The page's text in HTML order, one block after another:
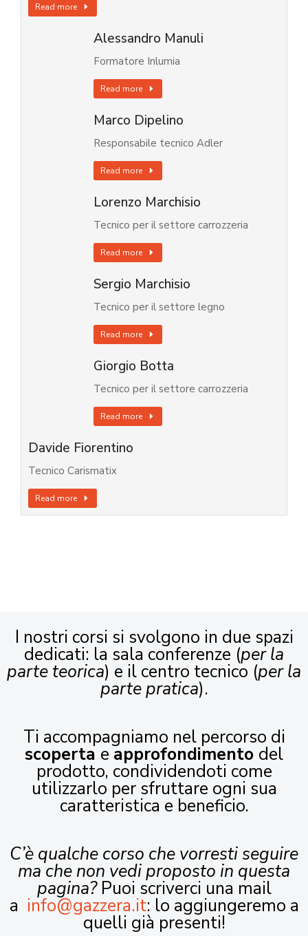
Read more
Alessandro Manuli
Formatore Inlumia
Read more
Marco Dipelino
Responsabile tecnico Adler
Read more
Lorenzo Marchisio
Tecnico per il settore carrozzeria
Read more
Sergio Marchisio
Tecnico per il settore legno
Read more
Giorgio Botta
Tecnico per il settore carrozzeria
Read more
Davide Fiorentino
Tecnico Carismatix
Read more
I nostri corsi si svolgono in due spazi
dedicati: la sala conferenze (per la
parte teorica) e il centro tecnico (per la
parte pratica).
Ti accompagniamo nel percorso di
scoperta e approfondimento del
prodotto, condividendoti come
utilizzarlo per sfruttare ogni sua
caratteristica e beneficio.
C’è qualche corso che vorresti seguire
ma che non vedi proposto in questa
pagina?Puoi scriverci una mail
a info@gazzera.it: lo aggiungeremo a
quelli già presenti!